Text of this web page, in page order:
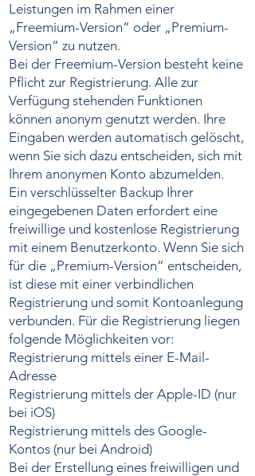
Leistungen im Rahmen einer
„Freemium-Version“ oder „Premium-
Version“ zu nutzen.
Bei der Freemium-Version besteht keine
Pflicht zur Registrierung. Alle zur
Verfügung stehenden Funktionen
können anonym genutzt werden. Ihre
Eingaben werden automatisch gelöscht,
wenn Sie sich dazu entscheiden, sich mit
Ihrem anonymen Konto abzumelden.
Ein verschlüsselter Backup Ihrer
eingegebenen Daten erfordert eine
freiwillige und kostenlose Registrierung
mit einem Benutzerkonto. Wenn Sie sich
für die „Premium-Version“ entscheiden,
ist diese mit einer verbindlichen
Registrierung und somit Kontoanlegung
verbunden. Für die Registrierung liegen
folgende Möglichkeiten vor:
Registrierung mittels einer E-Mail-
Adresse
Registrierung mittels der Apple-ID (nur
bei iOS)
Registrierung mittels des Google-
Kontos (nur bei Android)
Bei der Erstellung eines freiwilligen und